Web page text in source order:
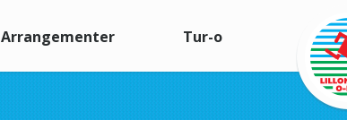
Arrangementer Tur-o